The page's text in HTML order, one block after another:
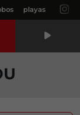
playas